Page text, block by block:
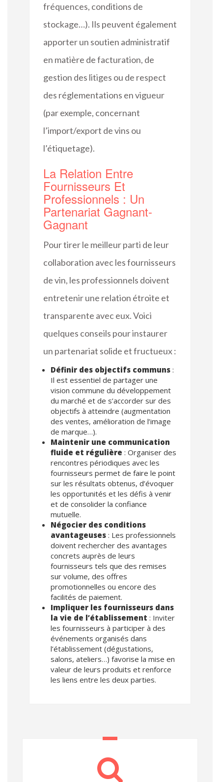
fréquences, conditions de
stockage…). Ils peuvent également
apporter un soutien administratif
en matière de facturation, de
gestion des litiges ou de respect
des réglementations en vigueur
(par exemple, concernant
l’import/export de vins ou
l’étiquetage).
La Relation Entre
Fournisseurs Et
Professionnels : Un
Partenariat Gagnant-
Gagnant
Pour tirer le meilleur parti de leur
collaboration avec les fournisseurs
de vin, les professionnels doivent
entretenir une relation étroite et
transparente avec eux. Voici
quelques conseils pour instaurer
un partenariat solide et fructueux :
Définir des objectifs communs :
Il est essentiel de partager une
vision commune du développement
du marché et de s’accorder sur des
objectifs à atteindre (augmentation
des ventes, amélioration de l’image
de marque…).
Maintenir une communication
fluide et régulière : Organiser des
rencontres périodiques avec les
fournisseurs permet de faire le point
sur les résultats obtenus, d’évoquer
les opportunités et les défis à venir
et de consolider la confiance
mutuelle.
Négocier des conditions
avantageuses : Les professionnels
doivent rechercher des avantages
concrets auprès de leurs
fournisseurs tels que des remises
sur volume, des offres
promotionnelles ou encore des
facilités de paiement.
Impliquer les fournisseurs dans
la vie de l’établissement : Inviter
les fournisseurs à participer à des
événements organisés dans
l’établissement (dégustations,
salons, ateliers…) favorise la mise en
valeur de leurs produits et renforce
les liens entre les deux parties.